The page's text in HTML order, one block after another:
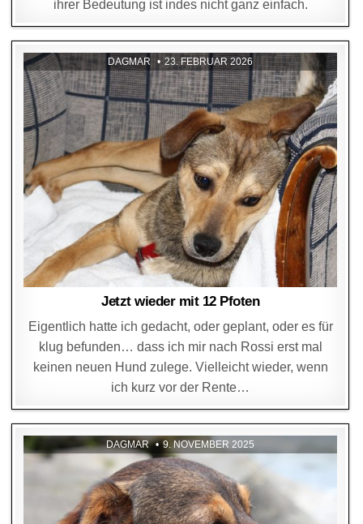
ihrer Bedeutung ist indes nicht ganz einfach.
DAGMAR 23. FEBRUAR 2026
Jetzt wieder mit 12 Pfoten
Eigentlich hatte ich gedacht, oder geplant, oder es für
klug befunden… dass ich mir nach Rossi erst mal
keinen neuen Hund zulege. Vielleicht wieder, wenn
ich kurz vor der Rente…
DAGMAR 9. NOVEMBER 2025